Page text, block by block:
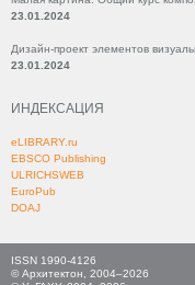
23.01.2024
Дизайн-проект элементов
23.01.2024
ИНДЕКСАЦИЯ
eLIBRARY.ru
EBSCO Publishing
ULRICHSWEB
EuroPub
DOAJ
ISSN 1990-4126
© Архитектон, 2004–2026